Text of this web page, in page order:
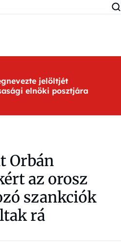
jelöltjét
elnöki posztjára
Orbán
az orosz
szankciók
rá